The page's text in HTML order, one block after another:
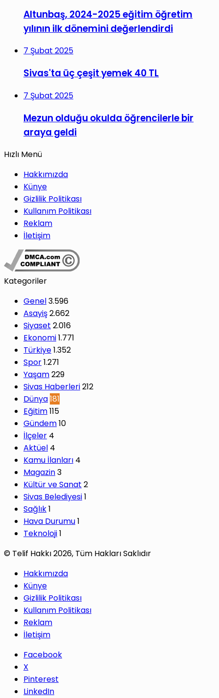
Altunbaş, 2024-2025 eğitim öğretim
yılının ilk dönemini değerlendirdi
7 Şubat 2025
Sivas'ta üç çeşit yemek 40 TL
7 Şubat 2025
Mezun olduğu okulda öğrencilerle bir
araya geldi
Hızlı Menü
Hakkımızda
Künye
Gizlilik Politikası
Kullanım Politikası
Reklam
İletişim
Kategoriler
Genel3.596
Asayiş2.662
Siyaset 2.016
Ekonomi1.771
Türkiye1.352
Spor1.271
Yaşam229
Sivas Haberleri212
Dünya181
Eğitim115
Gündem10
İlçeler 4
Aktüel 4
Kamu İlanları 4
Magazin3
Kültür ve Sanat 2
Sivas Belediyesi1
Sağlık1
Hava Durumu1
Teknoloji1
© Telif Hakkı 2026, Tüm Hakları Saklıdır
Hakkımızda
Künye
Gizlilik Politikası
Kullanım Politikası
Reklam
İletişim
Facebook
X
Pinterest
LinkedIn